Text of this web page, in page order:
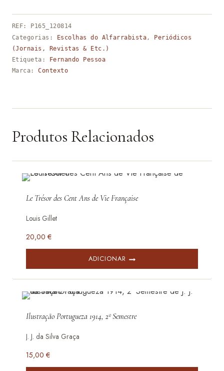
REF: P165_120814
Categorias:
Escolhas do Alfarrabista,
Periódicos
(Jornais, Revistas & Etc.)
Etiqueta:
Fernando Pessoa
Marca:Contexto
Produtos Relacionados
Le Trésor des Cent Ans de Vie Française
Louis Gillet
20,00 €
ADICIONAR
Ilustração Portugueza 1914, 2º Semestre
J. J. da Silva Graça
15,00 €